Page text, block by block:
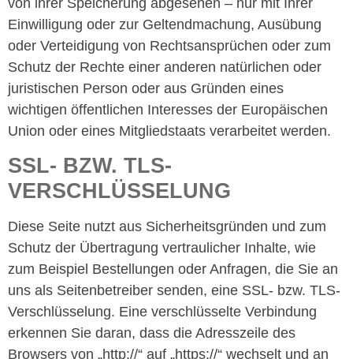
Einwilligung oder zur Geltendmachung, Ausübung
oder Verteidigung von Rechtsansprüchen oder zum
Schutz der Rechte einer anderen natürlichen oder
juristischen Person oder aus Gründen eines
wichtigen öffentlichen Interesses der Europäischen
Union oder eines Mitgliedstaats verarbeitet werden.
SSL- BZW. TLS-
VERSCHLÜSSELUNG
Diese Seite nutzt aus Sicherheitsgründen und zum
Schutz der Übertragung vertraulicher Inhalte, wie
zum Beispiel Bestellungen oder Anfragen, die Sie an
uns als Seitenbetreiber senden, eine SSL- bzw. TLS-
Verschlüsselung. Eine verschlüsselte Verbindung
erkennen Sie daran, dass die Adresszeile des
Browsers von „http://“ auf „https://“ wechselt und an